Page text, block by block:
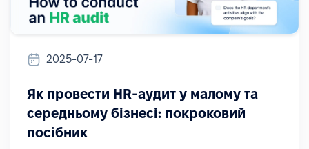
2025-07-17
Як провести HR-аудит у малому та
середньому бізнесі: покроковий
посібник